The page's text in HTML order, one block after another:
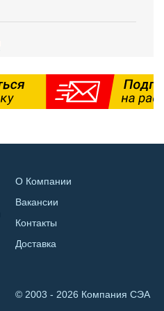
О Компании
Вакансии
Контакты
Доставка
© 2003 - 2026 Компания СЭА